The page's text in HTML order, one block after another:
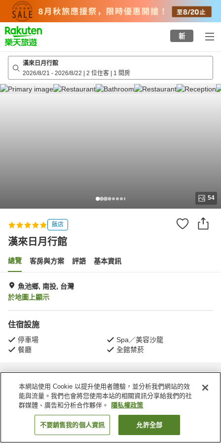
top
page
新
漢來日月行館
2026/8/21 - 2026/8/22 | 2 位住客 | 1 間房
54
飯店
漢來日月行館
總覽 客房與方案 評語 基本資訊
魚池鄉, 南投, 台灣
於地圖上顯示
住宿設施
停車場
Spa／美容沙龍
餐廳
全館禁菸
首頁 台灣 南投 魚池鄉 漢來日月行館
找客房
本網站使用 Cookie 以提升使用者體驗，並分析我們網站的效
能與流量。我們也會將您使用本站的相關資訊分享給我們的社
群媒體、廣告和分析合作夥伴。
隱私權政策
不要銷售我的個人資訊 允許全部